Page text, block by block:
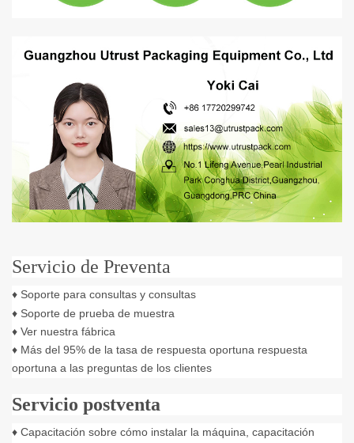
Servicio de Preventa
♦ Soporte para consultas y consultas
♦ Soporte de prueba de muestra
♦ Ver nuestra fábrica
♦ Más del 95% de la tasa de respuesta oportuna respuesta
oportuna a las preguntas de los clientes
Servicio postventa
♦ Capacitación sobre cómo instalar la máquina, capacitación